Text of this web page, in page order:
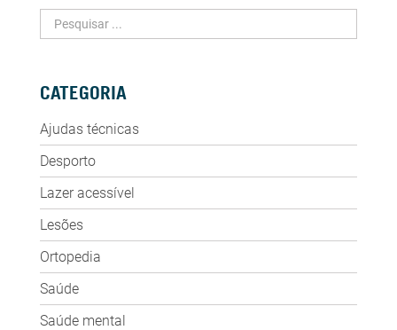
CATEGORIA
Ajudas técnicas
Desporto
Lazer acessível
Lesões
Ortopedia
Saúde
Saúde mental